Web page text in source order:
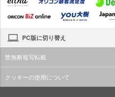
PC版に切り替え
禁無断複写転載
クッキーの使用について